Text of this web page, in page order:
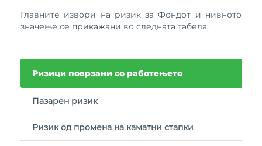
Главните извори на ризик за Фондот и нивното
значење се прикажани во следната табела:
Ризици поврзани со работењето
Пазарен ризик
Ризик од промена на каматни стапки